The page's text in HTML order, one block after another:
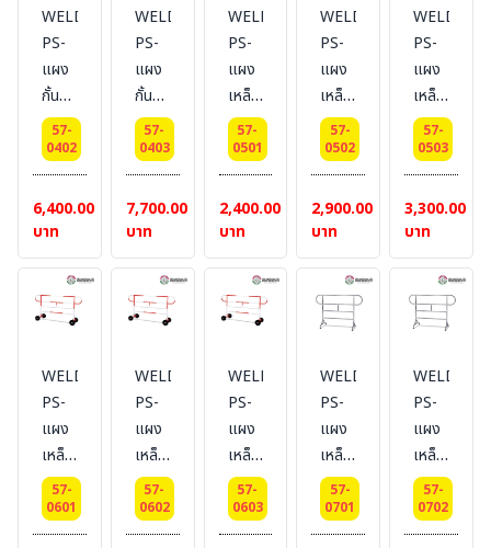
WELDING-
PS-
แผง
กั้น
จราจร
ส
แตน
เลส
ยาว
1.5
เมตร.
แบบ
57-
0402
6,400.00
บาท
WELDING-
PS-
แผง
กั้น
จราจร
ส
แตน
เลส
ยาว
2
เมตร
แบบ
57-
0403
7,700.00
บาท
WELDING-
PS-
แผง
เหล็ก
กั้น
จราจร
แบบ
หูช้าง
ความ
สูง 1
ยาว
1 m.
ไม่มี
ล้อ
57-
0501
2,400.00
บาท
WELDING-
PS-
แผง
เหล็ก
กั้น
จราจร
แบบ
หูช้าง
ความ
สูง 1
ยาว
1.5
#แบบ
ไม่มี
ล้อ
57-
0502
2,900.00
บาท
WELDING-
PS-
แผง
เหล็ก
กั้น
จราจร
แบบ
หูช้าง
ความ
สูง 1
ยาว
2 m.
ไม่มี
ล้อ
57-
0503
3,300.00
บาท
WELDING-
PS-
แผง
เหล็ก
กั้น
จราจร
แบบ
57-
0601
WELDING-
PS-
แผง
เหล็ก
กั้น
จราจร
แบบ
57-
0602
WELDING-
PS-
แผง
เหล็ก
กั้น
จราจร
แบบ
57-
0603
WELDING-
PS-
แผง
เหล็ก
กั้น
จราจร
หูช้าง
57-
0701
WELDING-
PS-
แผง
เหล็ก
กั้น
จราจร
หูช้าง
57-
0702